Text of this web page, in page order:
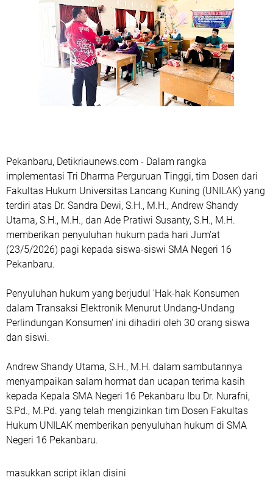
Pekanbaru, Detikriaunews.com - Dalam rangka
implementasi Tri Dharma Perguruan Tinggi, tim Dosen dari
Fakultas Hukum Universitas Lancang Kuning (UNILAK) yang
terdiri atas Dr. Sandra Dewi, S.H., M.H., Andrew Shandy
Utama, S.H., M.H., dan Ade Pratiwi Susanty, S.H., M.H.
memberikan penyuluhan hukum pada hari Jum'at
(23/5/2026) pagi kepada siswa-siswi SMA Negeri 16
Pekanbaru.
Penyuluhan hukum yang berjudul 'Hak-hak Konsumen
dalam Transaksi Elektronik Menurut Undang-Undang
Perlindungan Konsumen' ini dihadiri oleh 30 orang siswa
dan siswi.
Andrew Shandy Utama, S.H., M.H. dalam sambutannya
menyampaikan salam hormat dan ucapan terima kasih
kepada Kepala SMA Negeri 16 Pekanbaru Ibu Dr. Nurafni,
S.Pd., M.Pd. yang telah mengizinkan tim Dosen Fakultas
Hukum UNILAK memberikan penyuluhan hukum di SMA
Negeri 16 Pekanbaru.
masukkan script iklan disini